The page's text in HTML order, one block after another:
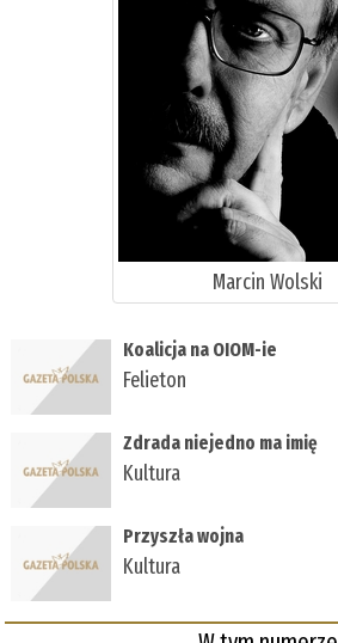
Marcin Wolski
Koalicja na OIOM-ie
Felieton
Zdrada niejedno ma imię
Kultura
Przyszła wojna
Kultura